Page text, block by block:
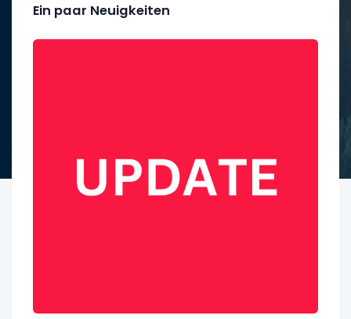
Ein paar Neuigkeiten